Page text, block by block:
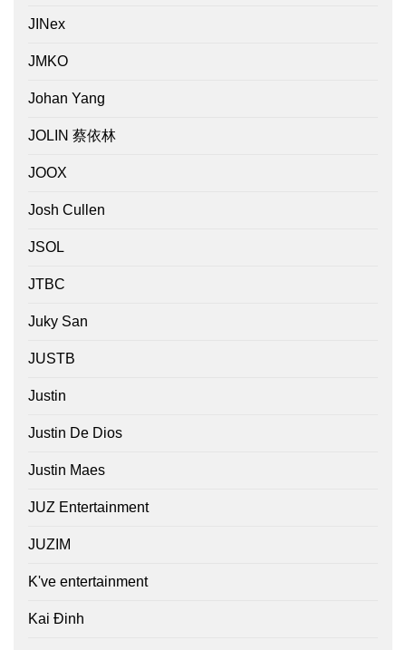
JINex
JMKO
Johan Yang
JOLIN 蔡依林
JOOX
Josh Cullen
JSOL
JTBC
Juky San
JUSTB
Justin
Justin De Dios
Justin Maes
JUZ Entertainment
JUZIM
K've entertainment
Kai Đinh